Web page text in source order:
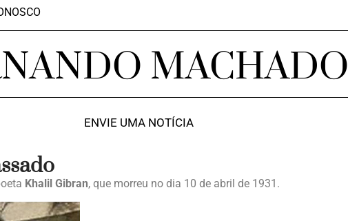
MACHADO
ENVIE UMA NOTÍCIA
Khalil Gibran, que morreu no dia 10 de abril de 1931.